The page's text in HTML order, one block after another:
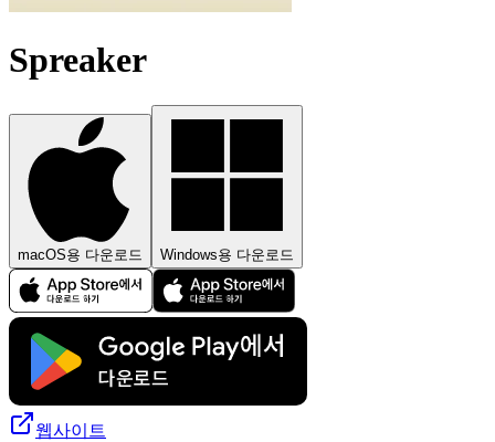
Spreaker
macOS용 다운로드 Windows용 다운로드
웹사이트